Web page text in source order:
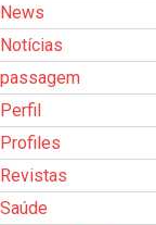
News
Notícias
passagem
Perfil
Profiles
Revistas
Saúde